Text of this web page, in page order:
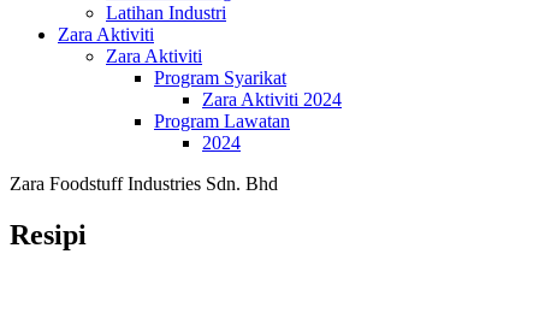
Latihan Industri
Zara Aktiviti
Zara Aktiviti
Program Syarikat
Zara Aktiviti 2024
Program Lawatan
2024
Zara Foodstuff Industries Sdn. Bhd
Resipi